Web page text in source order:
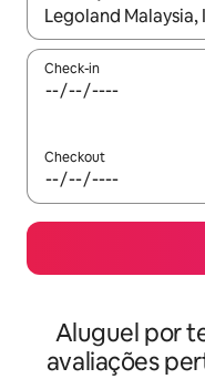
Quando os
Check-in
Checkout
Aluguel por
avaliações